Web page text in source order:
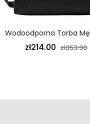
zł214.00 zł353.90